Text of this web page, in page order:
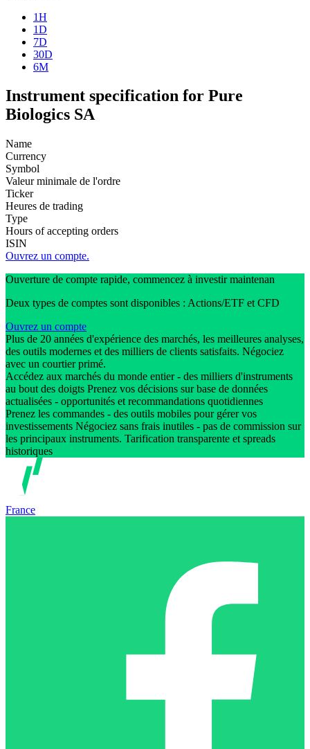
1H
1D
7D
30D
6M
Instrument specification for Pure
Biologics SA
Name
Currency
Symbol
Valeur minimale de l'ordre
Ticker
Heures de trading
Type
Hours of accepting orders
ISIN
Ouvrez un compte.
Ouverture de compte rapide, commencez à investir maintenan
Deux types de comptes sont disponibles : Actions/ETF et CFD
Ouvrez un compte
Plus de 20 années d'expérience des marchés, les meilleures analyses,
des outils modernes et des milliers de clients satisfaits. Négociez
avec un courtier primé.
Accédez aux marchés du monde entier - des milliers d'instruments
au bout des doigts Prenez vos décisions sur base de données
actualisées - opportunités et recommandations quotidiennes
Prenez les commandes - des outils mobiles pour gérer vos
investissements Négociez sans frais inutiles - pas de commission sur
les principaux instruments. Tarification transparente et spreads
historiques
France